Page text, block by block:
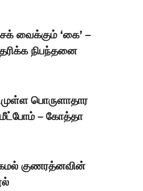
வைக்கும் ‘கை’ –
நிபந்தனை
பொருளாதார
– கோத்தா
குணரத்னவின்